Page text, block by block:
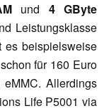
und 4 GByte
Leistungsklasse
es beispielsweise
für 160 Euro
Allerdings
Life P5001 via